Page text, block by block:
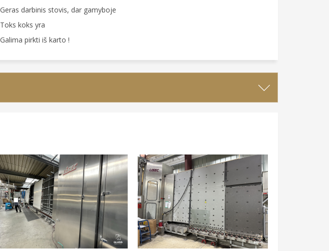
Geras darbinis stovis, dar gamyboje
Toks koks yra
Galima pirkti iš karto !